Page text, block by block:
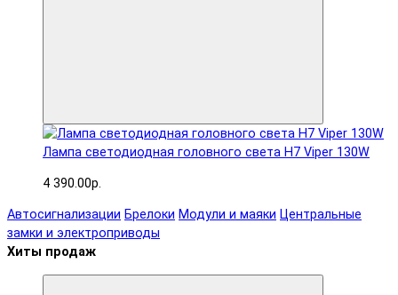
Лампа светодиодная головного света H7 Viper 130W
4 390.00р.
Автосигнализации Брелоки Модули и маяки Центральные
замки и электроприводы
Хиты продаж